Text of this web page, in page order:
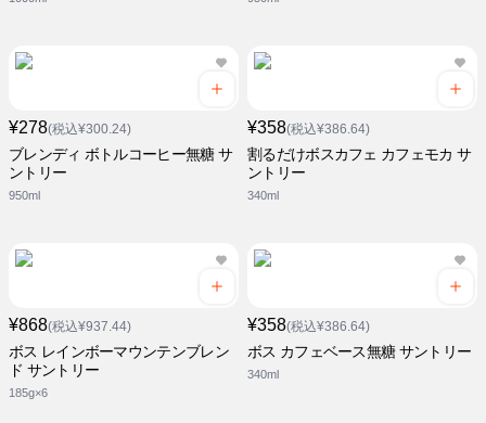
¥278(税込¥300.24)
ブレンディ ボトルコーヒー無糖 サ
ントリー
950ml
¥358(税込¥386.64)
割るだけボスカフェ カフェモカ サ
ントリー
340ml
¥868(税込¥937.44)
ボス レインボーマウンテンブレン
ド サントリー
185g×6
¥358(税込¥386.64)
ボス カフェベース無糖 サントリー
340ml